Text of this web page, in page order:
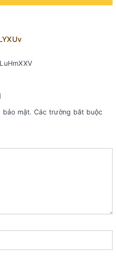
mật. Các trường bắt buộc